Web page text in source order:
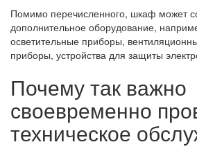
Помимо перечисленного, шкаф может
дополнительное оборудование,
осветительные приборы,
приборы, устройства для защиты
Почему так важно
своевременно
техническое